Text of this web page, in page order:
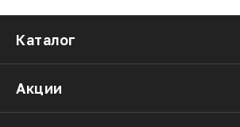
Каталог
Акции